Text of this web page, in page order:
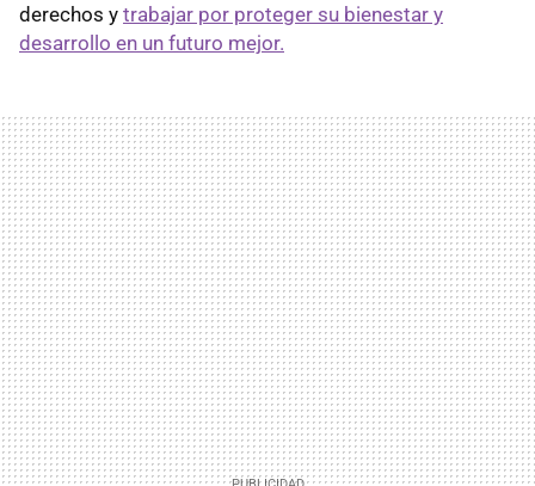
derechos y trabajar por proteger su bienestar y
desarrollo en un futuro mejor.